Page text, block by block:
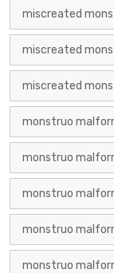
miscreated
miscreated
miscreated
monstruo
monstruo
monstruo
monstruo
monstruo